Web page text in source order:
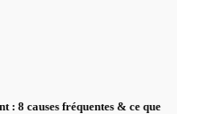
: 8 causes fréquentes & ce que